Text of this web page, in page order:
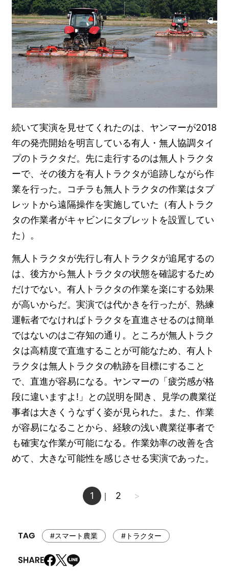
続いて実演を見せてくれたのは、ヤンマーが2018
年の発売開始を明言している有人・無人協調タイ
プのトラクタだ。先に走行するのは無人トラクタ
ーで、その後方を有人トラクタが追跡しながら作
業を行った。コチラも無人トラクタの作業はタブ
レットから遠隔操作を実施していた（有人トラク
タの作業者がキャビンにタブレットを設置してい
た）。
無人トラクタが先行し有人トラクタが追尾するの
は、後方から無人トラクタの状態を確認するため
だけでない。有人トラクタの作業を楽にする効果
が高いからだ。実演では代かきを行ったが、熟練
運転者でなければトラクタを直進させるのは簡単
ではないのはご存知の通り。ところが無人トラク
タは高精度で直進することが可能なため、有人ト
ラクタは無人トラクタの軌跡を目標にすること
で、直進が容易になる。ヤンマーの「疲労感が格
段に違いますよ!」との説明を聞き、見学の農業従
事者は大きくうなずく姿が見られた。また、作業
が容易になることから、経験の浅い農業従事者で
も確実な作業が可能になる。作業効率の改善を含
めて、大きな可能性を感じさせる実演であった。
1 ｜ 2 >
#スマート農業 #トラクター